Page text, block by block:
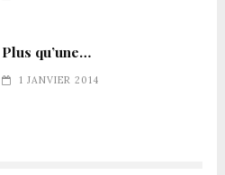
Plus qu’une…
1 JANVIER 2014